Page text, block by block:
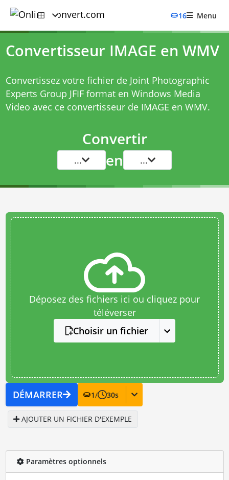
16 Menu
Convertisseur IMAGE en WMV
Convertissez votre fichier de Joint Photographic
Experts Group JFIF format en Windows Media
Video avec ce convertisseur de IMAGE en WMV.
Convertir
... en ...
Déposez des fichiers ici ou cliquez pour
téléverser
Choisir un fichier
DÉMARRER 1/ 30s
AJOUTER UN FICHIER D'EXEMPLE
Paramètres optionnels